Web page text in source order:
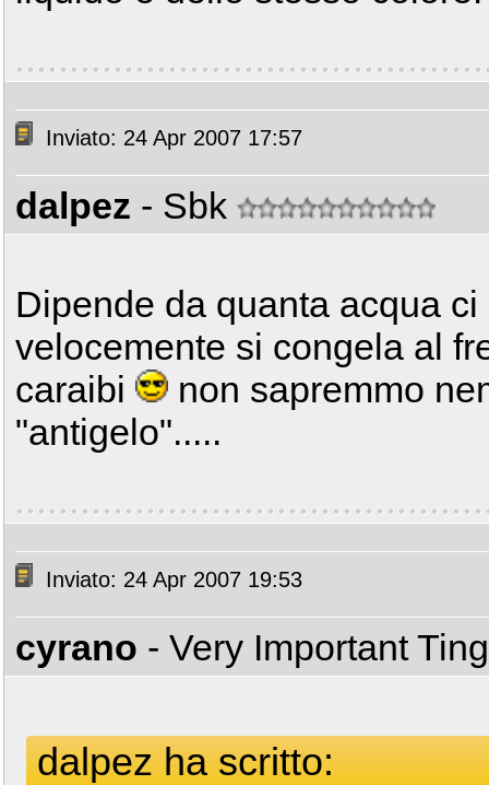
Inviato: 24 Apr 2007 17:57
dalpez - Sbk
Dipende da quanta acqua
velocemente si congela al
caraibi
non sapremmo
"antigelo".....
Inviato: 24 Apr 2007 19:53
cyrano - Very Important
dalpez ha scritto: